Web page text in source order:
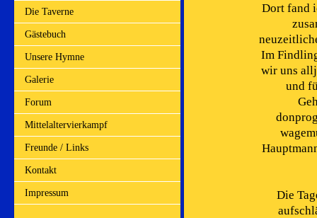
Die Taverne
Gästebuch
Unsere Hymne
Galerie
Forum
Mittelaltervierkampf
Freunde / Links
Kontakt
Impressum
Dort fand
Im
wir uns
und
Die